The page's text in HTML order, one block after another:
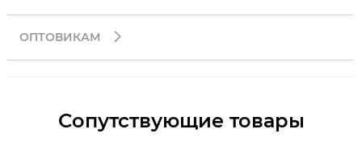
ОПТОВИКАМ
Сопутствующие товары